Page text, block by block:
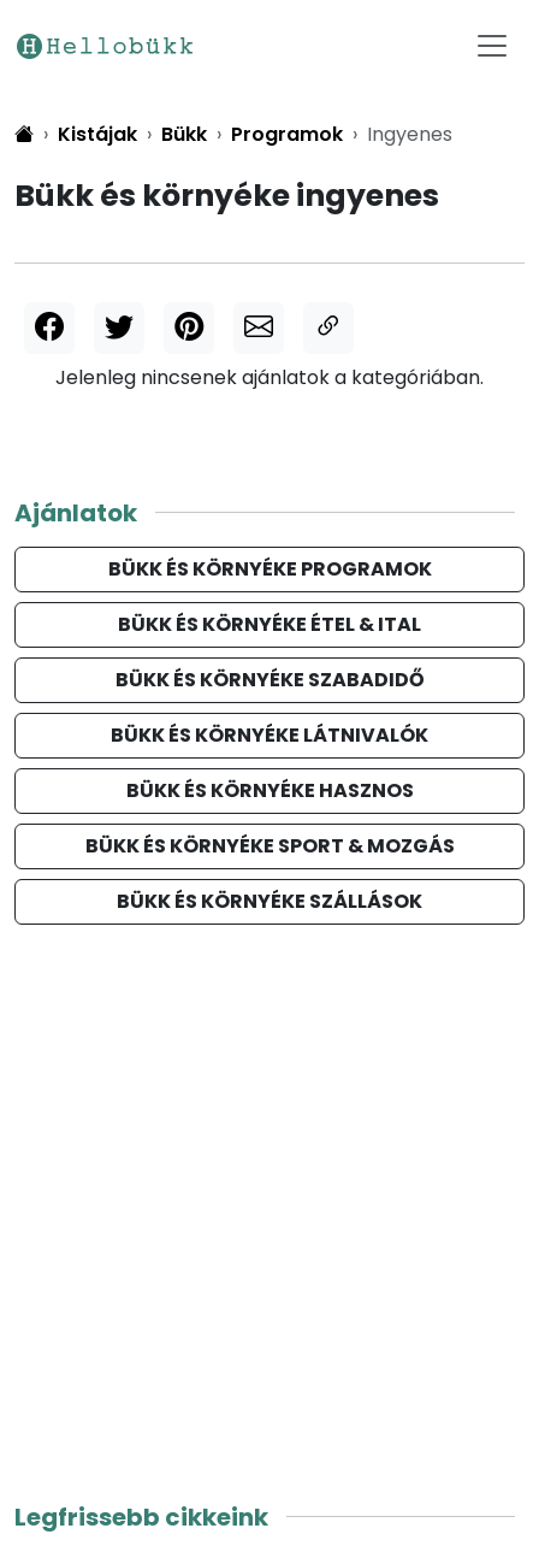
Kistájak Bükk Programok Ingyenes
Bükk és környéke ingyenes
Jelenleg nincsenek ajánlatok a kategóriában.
Ajánlatok
BÜKK ÉS KÖRNYÉKE PROGRAMOK
BÜKK ÉS KÖRNYÉKE ÉTEL & ITAL
BÜKK ÉS KÖRNYÉKE SZABADIDŐ
BÜKK ÉS KÖRNYÉKE LÁTNIVALÓK
BÜKK ÉS KÖRNYÉKE HASZNOS
BÜKK ÉS KÖRNYÉKE SPORT & MOZGÁS
BÜKK ÉS KÖRNYÉKE SZÁLLÁSOK
Legfrissebb cikkeink